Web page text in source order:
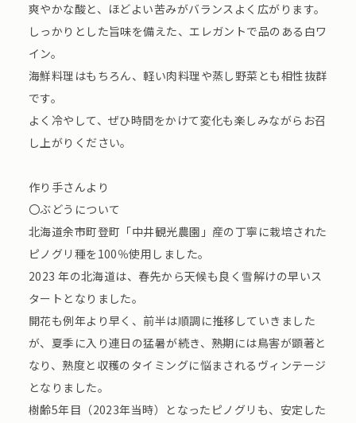
爽やかな酸と、ほどよい苦みがバランスよく広がります。
しっかりとした旨味を備えた、エレガントで品のある白ワ
イン。
海鮮料理はもちろん、軽い肉料理や蒸し野菜とも相性抜群
です。
よく冷やして、ぜひ時間をかけて変化も楽しみながらお召
し上がりください。
作り手さんより
〇ぶどうについて
北海道余市町登町「中井観光農園」産の丁寧に栽培された
ピノグリ種を100％使用しました。
2023 年の北海道は、春先から天候も良く雪解けの早いス
タートとなりました。
開花も例年より早く、前半は順調に推移していきました
が、夏季に入り連日の猛暑が続き、熟期には鳥害が顕著と
なり、熟度と収穫のタイミングに悩まされるヴィンテージ
となりました。
樹齢5年目（2023年当時）となったピノグリも、安定した